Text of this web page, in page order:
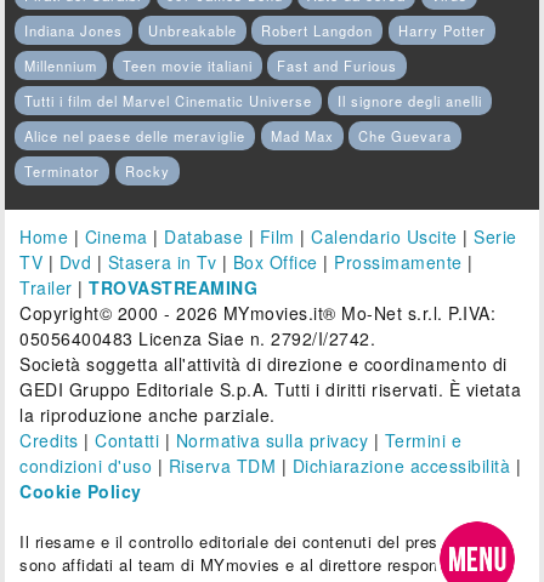
Indiana Jones
Unbreakable Robert Langdon
Harry Potter
Millennium
Teen movie italiani
Fast and Furious
Tutti i film del Marvel Cinematic Universe
Il signore degli anelli
Alice nel paese delle meraviglie
Mad Max
Che Guevara
Terminator
Rocky
Home | Cinema | Database | Film |Calendario Uscite |Serie
TV | Dvd | Stasera in Tv | Box Office | Prossimamente |
Trailer |TROVASTREAMING
Copyright© 2000 - 2026 MYmovies.it® Mo-Net s.r.l. P.IVA:
05056400483 Licenza Siae n. 2792/I/2742.
Società soggetta all'attività di direzione e coordinamento di
GEDI Gruppo Editoriale S.p.A. Tutti i diritti riservati. È vietata
la riproduzione anche parziale.
Credits |Contatti | Normativa sulla privacy | Termini e
condizioni d'uso | Riserva TDM | Dichiarazione accessibilità |
Cookie Policy
Il riesame e il controllo editoriale dei contenuti del presente sito
sono affidati al team di MYmovies e al direttore responsabile.